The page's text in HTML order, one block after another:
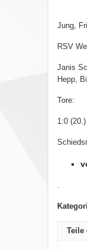
Jung,
RSV
Janis
Hepp,
Tore:
1:0
.
Teile